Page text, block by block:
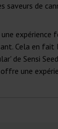
saveurs de
Cela en
de Sensi
une